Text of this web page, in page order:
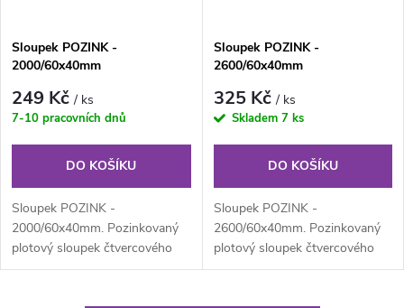
Sloupek POZINK -
2000/60x40mm
249 Kč/ ks
7-10 pracovních dnů
DO KOŠÍKU
Sloupek POZINK -
2000/60x40mm. Pozinkovaný
plotový sloupek čtvercového
průřezu 60x40 mm, výška 200
Sloupek POZINK -
2600/60x40mm
325 Kč/ ks
Skladem 7 ks
DO KOŠÍKU
Sloupek POZINK -
2600/60x40mm. Pozinkovaný
plotový sloupek čtvercového
průřezu 60x40 mm, výška 260